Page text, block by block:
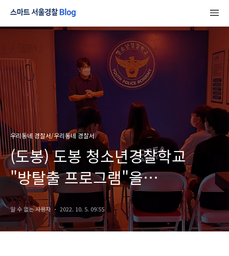
우리동네 경찰서/우리동네 경찰서
(도봉) 도봉 청소년경찰학교
"방탈출 프로그램"을
소개합니다!
알 수 없는 사용자 2022. 10. 5. 09:55